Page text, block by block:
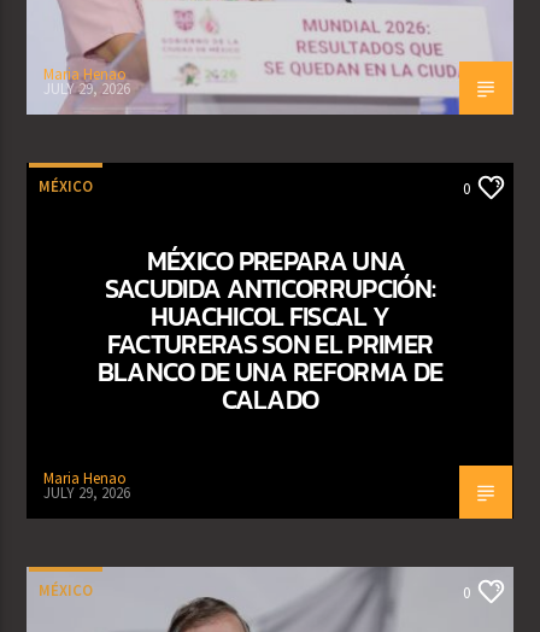
Maria Henao
JULY 29, 2026
MÉXICO 0
MÉXICO PREPARA UNA
SACUDIDA ANTICORRUPCIÓN:
HUACHICOL FISCAL Y
FACTURERAS SON EL PRIMER
BLANCO DE UNA REFORMA DE
CALADO
Maria Henao
JULY 29, 2026
MÉXICO 0